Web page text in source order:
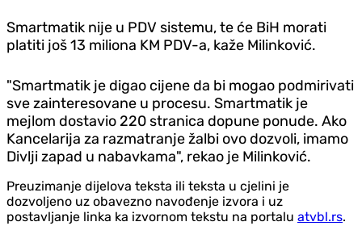
Smartmatik nije u PDV sistemu, te će BiH morati
platiti još 13 miliona KM PDV-a, kaže Milinković.
"Smartmatik je digao cijene da bi mogao podmirivati
sve zainteresovane u procesu. Smartmatik je
mejlom dostavio 220 stranica dopune ponude. Ako
Kancelarija za razmatranje žalbi ovo dozvoli, imamo
Divlji zapad u nabavkama", rekao je Milinković.
Preuzimanje dijelova teksta ili teksta u cjelini je
dozvoljeno uz obavezno navođenje izvora i uz
postavljanje linka ka izvornom tekstu na portalu atvbl.rs.